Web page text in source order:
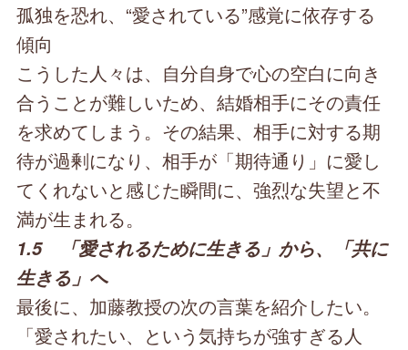
孤独を恐れ、“愛されている”感覚に依存する
傾向
こうした人々は、自分自身で心の空白に向き
合うことが難しいため、結婚相手にその責任
を求めてしまう。その結果、相手に対する期
待が過剰になり、相手が「期待通り」に愛し
てくれないと感じた瞬間に、強烈な失望と不
満が生まれる。
1.5 「愛されるために生きる」から、「共に
生きる」へ
最後に、加藤教授の次の言葉を紹介したい。
「愛されたい、という気持ちが強すぎる人